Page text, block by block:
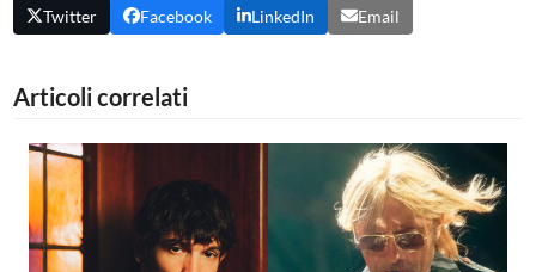
Twitter Facebook LinkedIn Email
Articoli correlati